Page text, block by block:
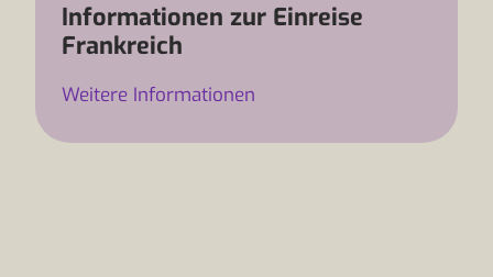
Informationen zur Einreise
Frankreich
Weitere Informationen